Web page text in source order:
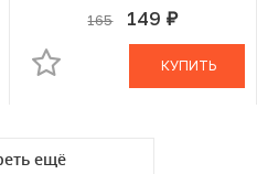
165 149 руб.
В КОРЗИНЕ
КУПИТЬ
ещё